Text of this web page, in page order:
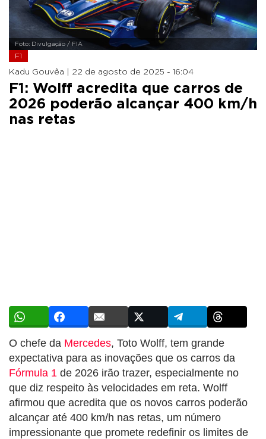
Foto: Divulgação / FIA
F1
Kadu Gouvêa | 22 de agosto de 2025 - 16:04
F1: Wolff acredita que carros de
2026 poderão alcançar 400 km/h
nas retas
O chefe da Mercedes, Toto Wolff, tem grande
expectativa para as inovações que os carros da
Fórmula 1 de 2026 irão trazer, especialmente no
que diz respeito às velocidades em reta. Wolff
afirmou que acredita que os novos carros poderão
alcançar até 400 km/h nas retas, um número
impressionante que promete redefinir os limites de